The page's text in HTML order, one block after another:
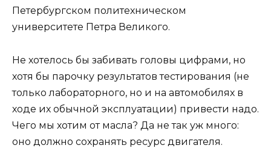
Петербургском политехническом
университете Петра Великого.
Не хотелось бы забивать головы цифрами, но
хотя бы парочку результатов тестирования (не
только лабораторного, но и на автомобилях в
ходе их обычной эксплуатации) привести надо.
Чего мы хотим от масла? Да не так уж много:
оно должно сохранять ресурс двигателя.